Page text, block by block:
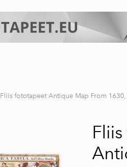
Fliis fototapeet Antique Map From